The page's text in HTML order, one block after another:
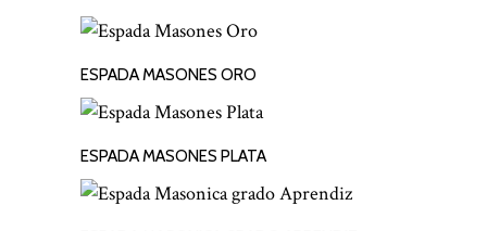
LEER MÁS
ESPADA MASONES ORO
LEER MÁS
ESPADA MASONES PLATA